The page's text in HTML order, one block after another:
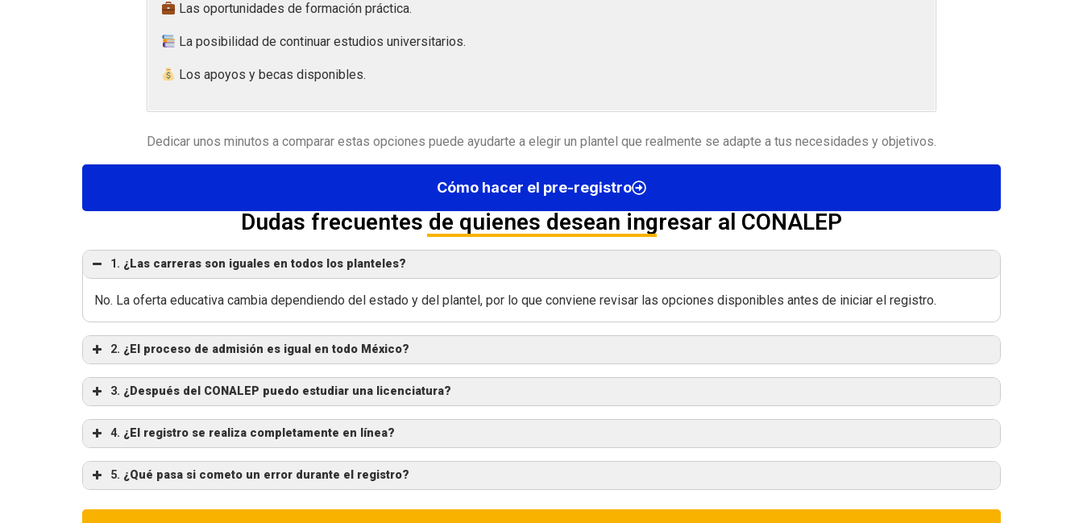
Las oportunidades de formación práctica.
La posibilidad de continuar estudios universitarios.
Los apoyos y becas disponibles.
Dedicar unos minutos a comparar estas opciones puede ayudarte a elegir un plantel que realmente se adapte a tus necesidades y objetivos.
Cómo hacer el pre-registro
Dudas frecuentes de quienes desean ingresar al CONALEP
1. ¿Las carreras son iguales en todos los planteles?
No. La oferta educativa cambia dependiendo del estado y del plantel, por lo que conviene revisar las opciones disponibles antes de iniciar el registro.
2. ¿El proceso de admisión es igual en todo México?
3. ¿Después del CONALEP puedo estudiar una licenciatura?
4. ¿El registro se realiza completamente en línea?
5. ¿Qué pasa si cometo un error durante el registro?